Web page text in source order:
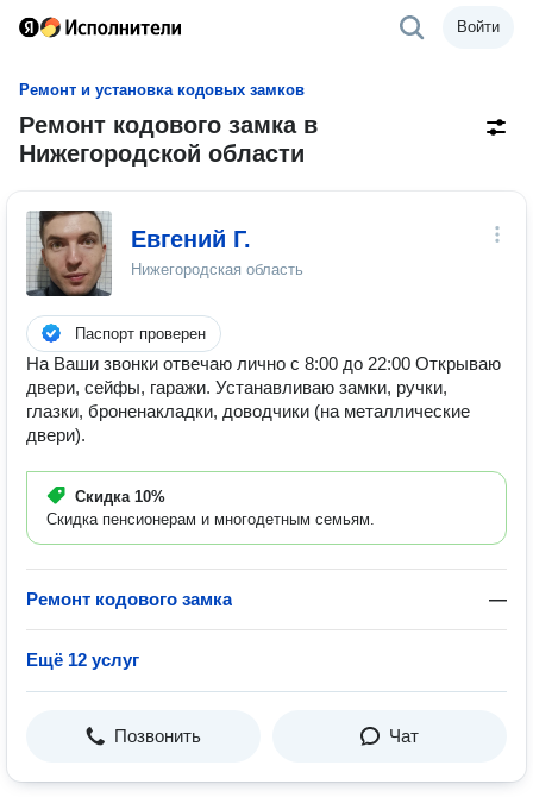
Войти
Ремонт и установка кодовых замков
Ремонт кодового замка в
Нижегородской области
Евгений Г.
Нижегородская область
Паспорт проверен
На Ваши звонки отвечаю лично с 8:00 до 22:00 Открываю
двери, сейфы, гаражи. Устанавливаю замки, ручки,
глазки, броненакладки, доводчики (на металлические
двери).
Скидка 10%
Скидка пенсионерам и многодетным семьям.
Ремонт кодового замка —
Ещё 12 услуг
Позвонить Чат